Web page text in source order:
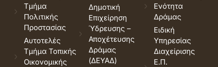
Τμήμα
Πολιτικής
Προστασίας
Αυτοτελές
Τμήμα Τοπικής
Οικονομικής
Δημοτική
Επιχείρηση
Ύδρευσης –
Αποχέτευσης
Δράμας
(ΔΕΥΑΔ)
Ενότητα
Δράμας
Ειδική
Υπηρεσίας
Διαχείρισης
Ε.Π.